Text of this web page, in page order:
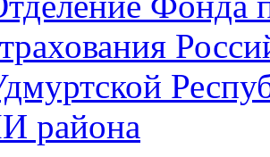
района